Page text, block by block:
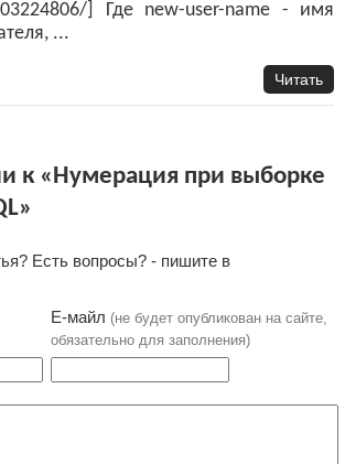
] Где new-user-name - имя
...
Читать
к «Нумерация при выборке
Есть вопросы? - пишите в
Е-майл (не будет опубликован на сайте,
обязательно для заполнения)